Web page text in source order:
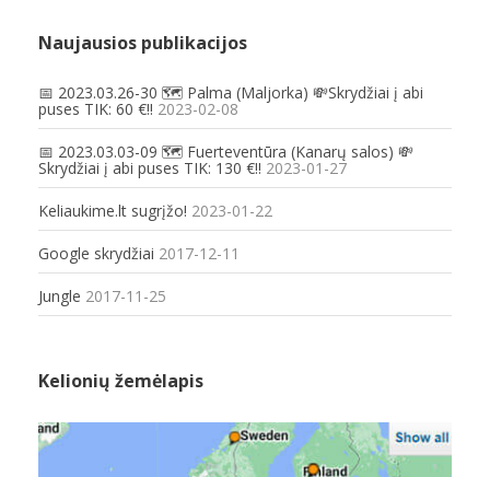
Naujausios publikacijos
📅 2023.03.26-30 🗺️ Palma (Maljorka) 💸Skrydžiai į abi
puses TIK: 60 €!! 2023-02-08
📅 2023.03.03-09 🗺️ Fuerteventūra (Kanarų salos) 💸
Skrydžiai į abi puses TIK: 130 €!! 2023-01-27
Keliaukime.lt sugrįžo! 2023-01-22
Google skrydžiai 2017-12-11
Jungle 2017-11-25
Kelionių žemėlapis